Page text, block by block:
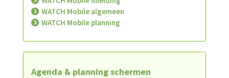
WATCH Mobile algemeen
WATCH Mobile planning
Agenda & planning schermen